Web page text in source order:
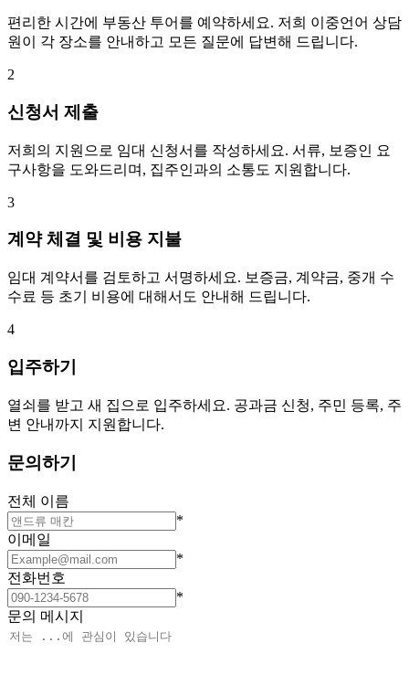
편리한 시간에 부동산 투어를 예약하세요. 저희 이중언어 상담
원이 각 장소를 안내하고 모든 질문에 답변해 드립니다.
2
신청서 제출
저희의 지원으로 임대 신청서를 작성하세요. 서류, 보증인 요
구사항을 도와드리며, 집주인과의 소통도 지원합니다.
3
계약 체결 및 비용 지불
임대 계약서를 검토하고 서명하세요. 보증금, 계약금, 중개 수
수료 등 초기 비용에 대해서도 안내해 드립니다.
4
입주하기
열쇠를 받고 새 집으로 입주하세요. 공과금 신청, 주민 등록, 주
변 안내까지 지원합니다.
문의하기
전체 이름
*
이메일
*
전화번호
*
문의 메시지